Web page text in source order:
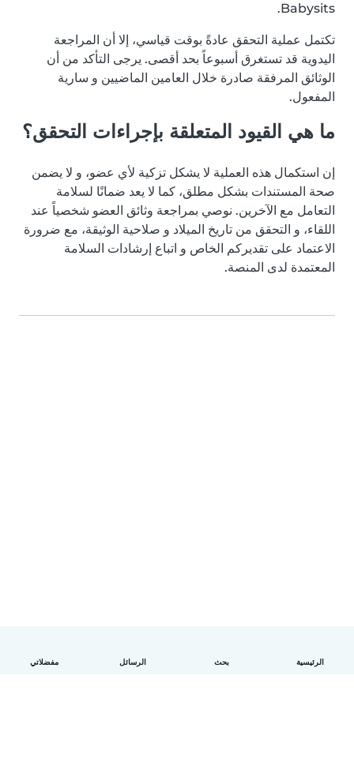
الرئيسية بحث الرسائل مفضلاتي
Babysits.
تكتمل عملية التحقق عادةً بوقت قياسي، إلا أن المراجعة
اليدوية قد تستغرق أسبوعاً بحد أقصى. يرجى التأكد من أن
الوثائق المرفقة صادرة خلال العامين الماضيين و سارية
المفعول.
ما هي القيود المتعلقة بإجراءات التحقق؟
إن استكمال هذه العملية لا يشكل تزكية لأي عضو، و لا يضمن
صحة المستندات بشكل مطلق، كما لا يعد ضمانًا لسلامة
التعامل مع الآخرين. نوصي بمراجعة وثائق العضو شخصياً عند
اللقاء، و التحقق من تاريخ الميلاد و صلاحية الوثيقة، مع ضرورة
الاعتماد على تقديركم الخاص و اتباع إرشادات السلامة
المعتمدة لدى المنصة.